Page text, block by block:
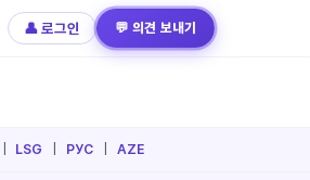
👤 로그인 💬 의견 보내기
LSG РУС AZE